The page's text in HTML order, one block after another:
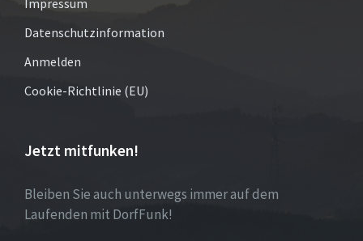
Datenschutzinformation
Anmelden
Cookie-Richtlinie (EU)
Jetzt mitfunken!
Bleiben Sie auch unterwegs immer auf dem
Laufenden mit DorfFunk!